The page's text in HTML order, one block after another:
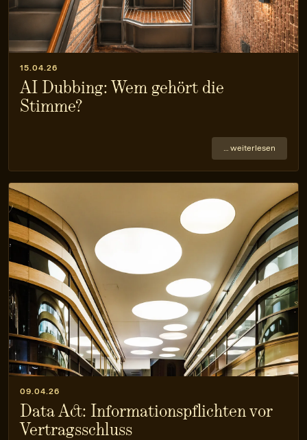
15.04.26
AI Dubbing: Wem gehört die
Stimme?
… weiterlesen
09.04.26
Data Act: Informationspflichten vor
Vertragsschluss